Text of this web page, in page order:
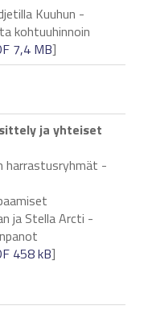
Kuuhun -
kohtuuhinnoin
7,4 MB]
ja yhteiset
harrastusryhmät -
ja Stella Arcti -
458 kB]